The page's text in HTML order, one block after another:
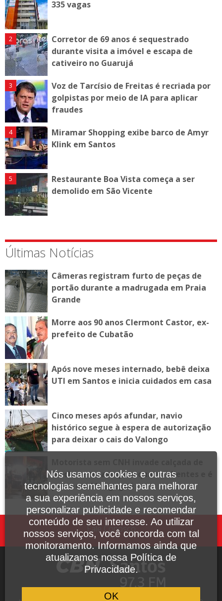
335 vagas
Corretor de 69 anos é sequestrado
durante visita a imóvel e escapa de
cativeiro no Guarujá
Voz de Tarcísio de Freitas é recriada por
golpistas por meio de IA para aplicar
fraudes
Miramar Shopping exibe barco de Amyr
Klink em Santos
Restaurante Boa Vista começa a ser
demolido em São Vicente
Últimas Notícias
Câmeras registram furto de peças de
portão durante a madrugada em Praia
Grande
Morre aos 90 anos Clermont Castor, ex-
prefeito de Cubatão
Após nove meses internado, bebê deixa
UTI em Santos e inicia cuidados em casa
Cinco meses após afundar, navio
histórico segue à espera de autorização
para deixar o cais do Valongo
lanchonete, atropela quatro clientes e é
preso em Mongaguá
Fale Conosco
Nós usamos cookies e outras
tecnologias semelhantes para melhorar
a sua experiência em nossos serviços,
personalizar publicidade e recomendar
conteúdo de seu interesse. Ao utilizar
nossos serviços, você concorda com tal
monitoramento. Informamos ainda que
atualizamos nossa Política de
Privacidade.
OK